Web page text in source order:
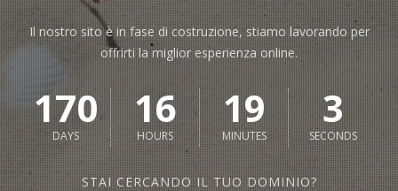
Il nostro sito è in fase di costruzione, stiamo lavorando per
offrirti la miglior esperienza online.
170
DAYS
16
HOURS
19
MINUTES
3
SECONDS
STAI CERCANDO IL TUO DOMINIO?